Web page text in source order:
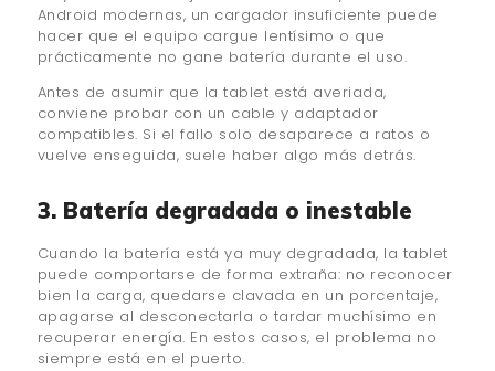
Android modernas, un cargador insuficiente puede
hacer que el equipo cargue lentísimo o que
prácticamente no gane batería durante el uso.
Antes de asumir que la tablet está averiada,
conviene probar con un cable y adaptador
compatibles. Si el fallo solo desaparece a ratos o
vuelve enseguida, suele haber algo más detrás.
3. Batería degradada o inestable
Cuando la batería está ya muy degradada, la tablet
puede comportarse de forma extraña: no reconocer
bien la carga, quedarse clavada en un porcentaje,
apagarse al desconectarla o tardar muchísimo en
recuperar energía. En estos casos, el problema no
siempre está en el puerto.